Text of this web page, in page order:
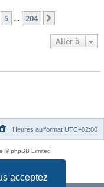
acceptez
5 204
Aller à
Heures au format UTC+02:00
© phpBB Limited